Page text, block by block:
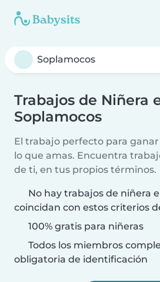
Trabajos de Niñera
Soplamocos
El trabajo perfecto para
lo que amas. Encuentra
de ti, en tus propios términos.
No hay trabajos de niñera
coincidan con estos criterios
100% gratis para niñeras
Todos los miembros
obligatoria de identificación